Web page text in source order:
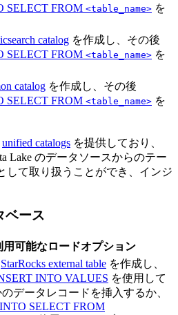
SELECT FROM <table_name> を
catalog を作成し、その後
SELECT FROM <table_name> を
catalog を作成し、その後
SELECT FROM <table_name> を
unified catalogs を提供しており、
Lake のデータソースからのテー
して取り扱うことができ、インジ
ベース
用可能なロードオプション
StarRocks external table を作成し、
INTO VALUES を使用して
データレコードを挿入するか、
SELECT FROM